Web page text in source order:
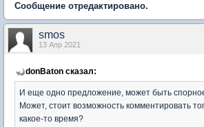
Сообщение отредактировано.
smos
13 Апр 2021
donBaton сказал:
И еще одно предложение, может быть
Может, стоит возможность комментировать
какое-то время?